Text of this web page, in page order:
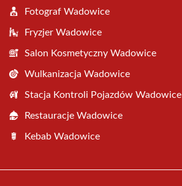
Fotograf Wadowice
Fryzjer Wadowice
Salon Kosmetyczny Wadowice
Wulkanizacja Wadowice
Stacja Kontroli Pojazdów Wadowice
Restauracje Wadowice
Kebab Wadowice